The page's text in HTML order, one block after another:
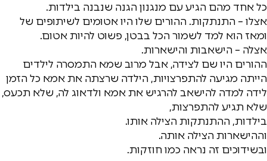
כל אחד מהם הגיע עם מנגנון הגנה שנבנה בילדות.
אצלו – התנתקות. ההורים שלו היו אטומים לשיתופים של
ומאז הוא למד לשמור הכל בבטן, פשוט להיות אטום.
אצלה – הישאבות והישארות.
ההורים היו שם לצידה, אבל מרוב שמא התמסרה לילדים
הייתה מגיעה להתפרצויות, הילדה שרצתה את אמא כל הזמן
לידה למדה להישאב להרגיש את אמא ולדאוג לה, שלא תכעס,
שלא תגיע להתפרצות,
בילדות, ההתנתקות הצילה אותו.
וההישארות הצילה אותה.
ובשידוכים זה נראה כמו חוזקות.